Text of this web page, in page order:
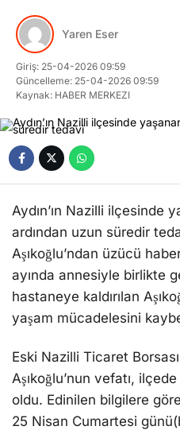
Yaren Eser
Giriş: 25-04-2026 09:59
Güncelleme: 25-04-2026 09:59
Kaynak: HABER MERKEZI
Aydın’ın Nazilli ilçesinde
ardından uzun süredir
Aşıkoğlu’ndan üzücü
ayında annesiyle birlikte
hastaneye kaldırılan
yaşam mücadelesini
Eski Nazilli Ticaret
Aşıkoğlu’nun vefatı,
oldu. Edinilen bilgilere
25 Nisan Cumartesi